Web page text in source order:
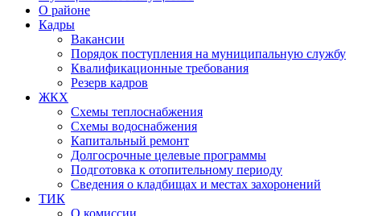
О районе
Кадры
Вакансии
Порядок поступления на муниципальную службу
Квалификационные требования
Резерв кадров
ЖКХ
Схемы теплоснабжения
Схемы водоснабжения
Капитальный ремонт
Долгосрочные целевые программы
Подготовка к отопительному периоду
Сведения о кладбищах и местах захоронений
ТИК
О комиссии